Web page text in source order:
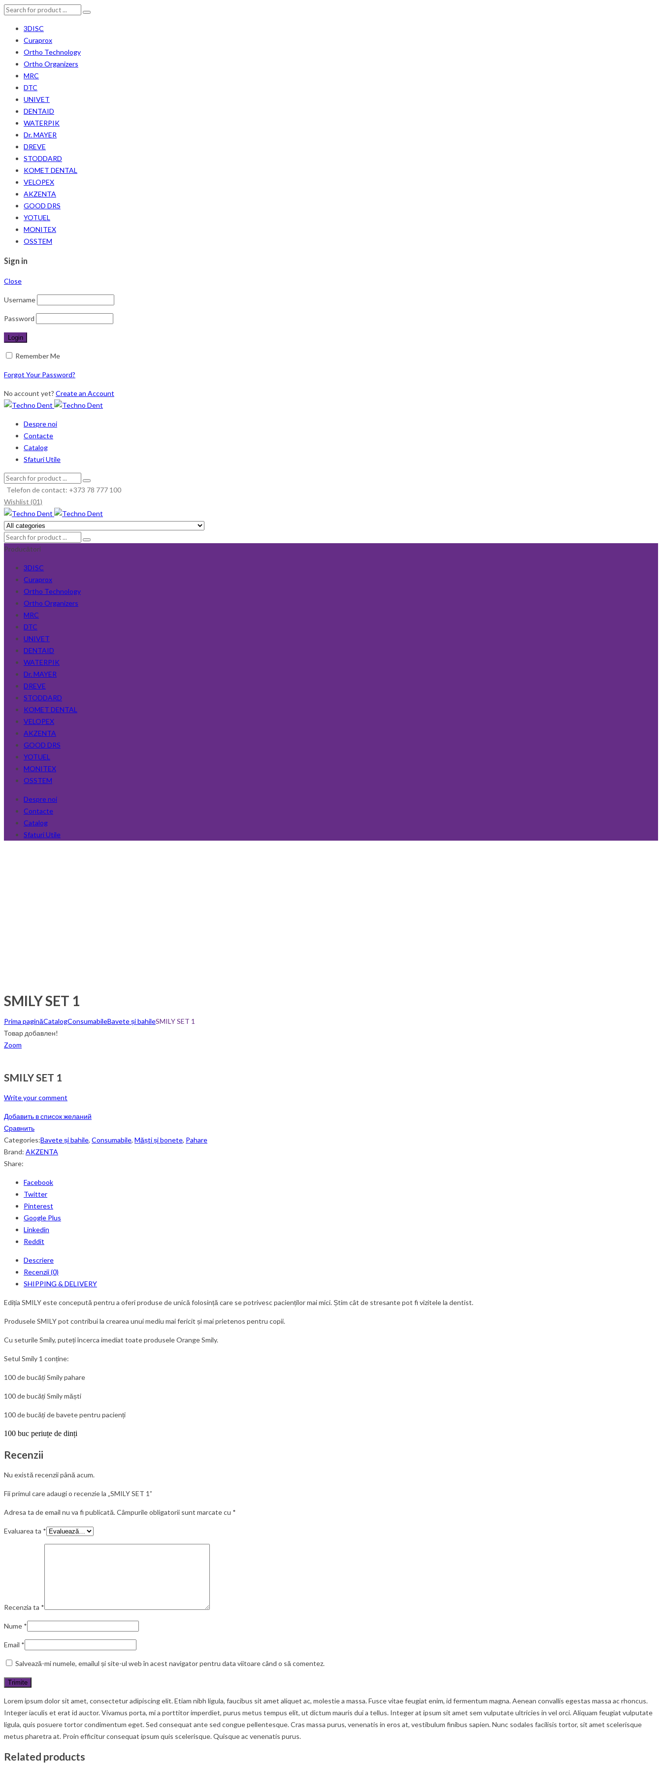
3DISC
Curaprox
Ortho Technology
Ortho Organizers
MRC
DTC
UNIVET
DENTAID
WATERPIK
Dr. MAYER
DREVE
STODDARD
KOMET DENTAL
VELOPEX
AKZENTA
GOOD DRS
YOTUEL
MONITEX
OSSTEM
Sign in
Close
Username
Password
Remember Me
Forgot Your Password?
No account yet? Create an Account
Despre noi
Contacte
Catalog
Sfaturi Utile
Telefon de contact: +373 78 777 100
Wishlist (01)
Producători
3DISC
Curaprox
Ortho Technology
Ortho Organizers
MRC
DTC
UNIVET
DENTAID
WATERPIK
Dr. MAYER
DREVE
STODDARD
KOMET DENTAL
VELOPEX
AKZENTA
GOOD DRS
YOTUEL
MONITEX
OSSTEM
Despre noi
Contacte
Catalog
Sfaturi Utile
SMILY SET 1
Prima paginăCatalogConsumabileBavete și bahileSMILY SET 1
Товар добавлен!
Zoom
SMILY SET 1
Write your comment
Добавить в список желаний
Сравнить
Categories:Bavete și bahile, Consumabile, Măști și bonete, Pahare
Brand: AKZENTA
Share:
Facebook
Twitter
Pinterest
Google Plus
Linkedin
Reddit
Descriere
Recenzii (0)
SHIPPING & DELIVERY
Ediția SMILY este concepută pentru a oferi produse de unică folosință care se potrivesc pacienților mai mici. Știm cât de stresante pot fi vizitele la dentist.
Produsele SMILY pot contribui la crearea unui mediu mai fericit și mai prietenos pentru copii.
Cu seturile Smily, puteți încerca imediat toate produsele Orange Smily.
Setul Smily 1 conține:
100 de bucăți Smily pahare
100 de bucăți Smily măști
100 de bucăți de bavete pentru pacienți
100 buc periuțe de dinți
Recenzii
Nu există recenzii până acum.
Fii primul care adaugi o recenzie la „SMILY SET 1”
Adresa ta de email nu va fi publicată.Câmpurile obligatorii sunt marcate cu *
Evaluarea ta *
Recenzia ta *
Nume *
Email *
Salvează-mi numele, emailul și site-ul web în acest navigator pentru data viitoare când o să comentez.
Lorem ipsum dolor sit amet, consectetur adipiscing elit. Etiam nibh ligula, faucibus sit amet aliquet ac, molestie a massa. Fusce vitae feugiat enim, id fermentum magna. Aenean convallis egestas massa ac rhoncus.
Integer iaculis et erat id auctor. Vivamus porta, mi a porttitor imperdiet, purus metus tempus elit, ut dictum mauris dui a tellus. Integer at ipsum sit amet sem vulputate ultricies in vel orci. Aliquam feugiat vulputate
ligula, quis posuere tortor condimentum eget. Sed consequat ante sed congue pellentesque. Cras massa purus, venenatis in eros at, vestibulum finibus sapien. Nunc sodales facilisis tortor, sit amet scelerisque
metus pharetra at. Proin efficitur consequat ipsum quis scelerisque. Quisque ac venenatis purus.
Related products